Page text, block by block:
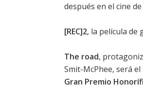
después en el cine
[REC]2, la película de
The road,
Smit-McPhee, será
Gran Premio